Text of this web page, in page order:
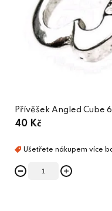
Přívěšek Angled Cube
40 Kč